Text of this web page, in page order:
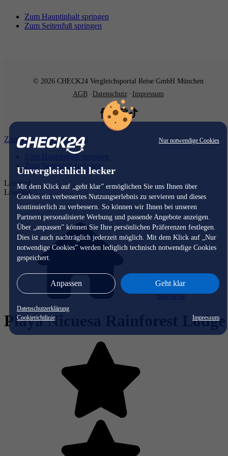
Nur notwendige Cookies
Unvergleichlich lecker
Mit dem Klick auf „geht klar” ermöglichen Sie uns Ihnen über
Cookies ein verbessertes Nutzungserlebnis zu servieren und dieses
kontinuierlich zu verbessern. So können wir Ihnen bei unseren
Partnern personalisierte Werbung und passende Angebote anzeigen.
Über „anpassen” können Sie Ihre persönlichen Präferenzen festlegen.
Dies ist auch nachträglich jederzeit möglich. Mit dem Klick auf „Nur
notwendige Cookies” werden lediglich technisch notwendige Cookies
gespeichert.
Anpassen Geht klar
Datenschutzerklärung
Cookierichtlinie
Impressum
Zum Hauptinhalt springen
Zum Seitenfuß springen
© 2026 CHECK24 Vergleichsportal Reise GmbH München
AGB
Datenschutz Impressum
Zum Hauptinhalt springen
Zum Hauptinhalt springen
Zum Seitenfuß springen
Loading...
Loading...
Startseite
Playa Nicuesa Rainforest Lodge